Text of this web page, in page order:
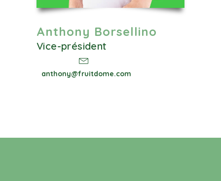
Anthony Borsellino
Vice-président
anthony@fruitdome.com